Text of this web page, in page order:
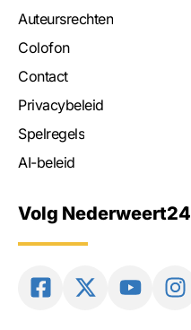
Auteursrechten
Colofon
Contact
Privacybeleid
Spelregels
AI-beleid
Volg Nederweert24